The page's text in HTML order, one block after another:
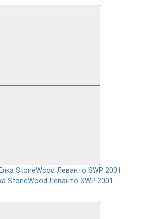
StoneWood Леванто SWP 2001